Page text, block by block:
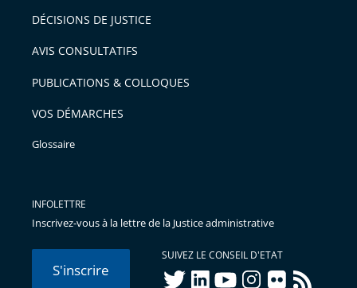
pour
avant
DÉCISIONS DE JUSTICE
AVIS CONSULTATIFS
PUBLICATIONS & COLLOQUES
VOS DÉMARCHES
Glossaire
INFOLETTRE
Inscrivez-vous à la lettre de la Justice administrative
S'inscrire
SUIVEZ LE CONSEIL D'ETAT
twitterlinkedInyoutubeinstagram
flickr rss